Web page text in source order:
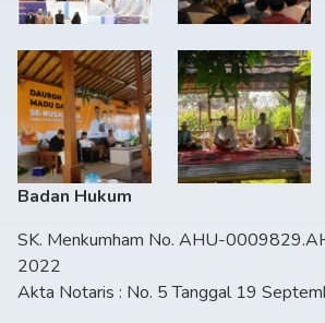
Badan Hukum
SK. Menkumham No. AHU-
2022
Akta Notaris : No. 5 Tanggal 19